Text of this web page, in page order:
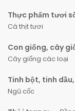
Thực phẩm tươi
Cá thịt tươi
Con giống, cây
Cây giống các loại
Tinh bột, tinh
Ngũ cốc